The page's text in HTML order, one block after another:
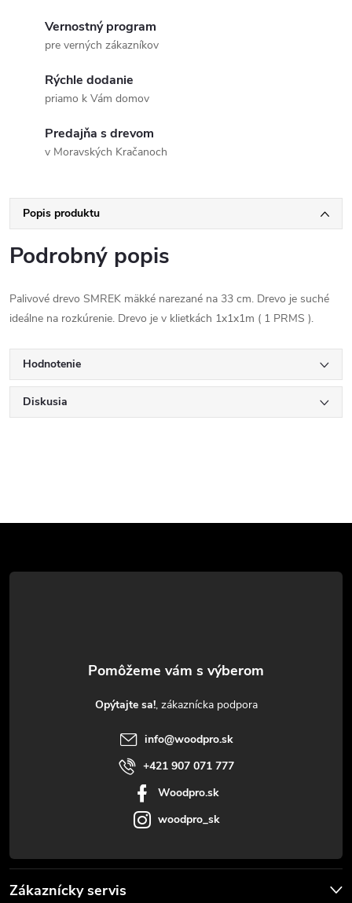
Vernostný program
pre verných zákazníkov
Rýchle dodanie
priamo k Vám domov
Predajňa s drevom
v Moravských Kračanoch
Popis produktu
Podrobný popis
Palivové drevo SMREK mäkké narezané na 33 cm. Drevo je suché
ideálne na rozkúrenie. Drevo je v klietkách 1x1x1m ( 1 PRMS ).
Hodnotenie
Diskusia
á
Zákaznícky servis
Opýtajte sa!
info@woodpro.sk
+421 907 071 777
Woodpro.sk
woodpro_sk